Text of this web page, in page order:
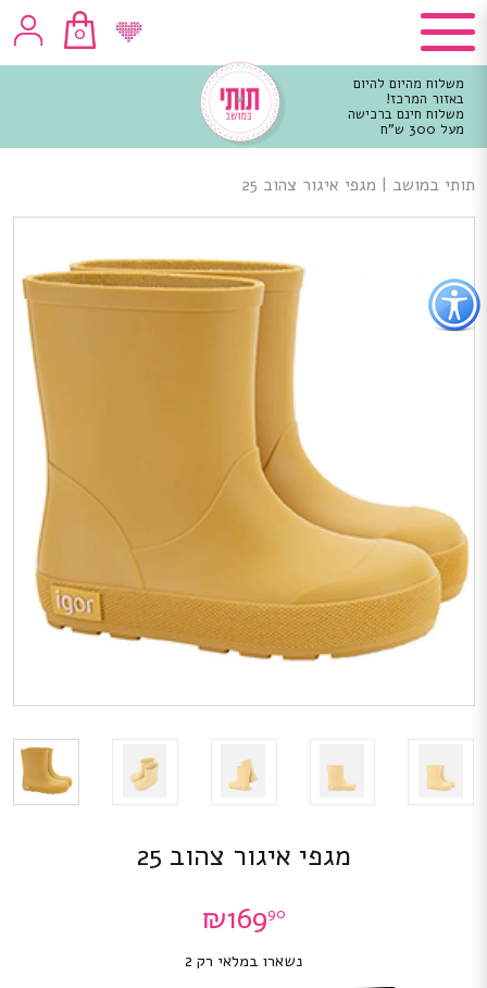
כפתור
לפתיחת
תפריט
נגישות
0
משלוח מהיום להיום
באזור המרכז!
משלוח חינם ברכישה
מעל 300 ש"ח
מרכזי
תותי במושב | מגפי איגור צהוב 25
מגפי איגור צהוב 25
₪16990
נשארו במלאי רק 2